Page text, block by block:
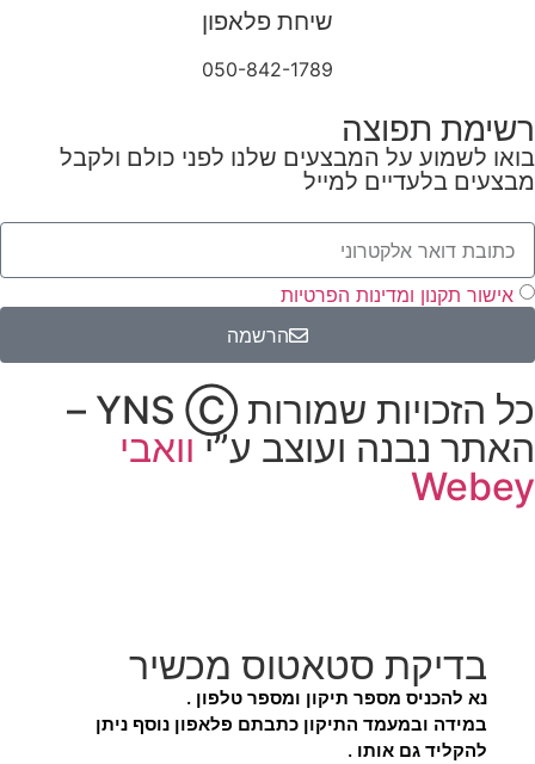
שיחת פלאפון
050-842-1789
רשימת תפוצה
בואו לשמוע על המבצעים שלנו לפני כולם ולקבל
מבצעים בלעדיים למייל
אישור תקנון ומדינות הפרטיות
הרשמה
כל הזכויות שמורות YNS Ⓒ –
האתר נבנה ועוצב ע”יוואבי
Webey
בדיקת סטאטוס מכשיר
נא להכניס מספר תיקון ומספר טלפון .
במידה ובמעמד התיקון כתבתם פלאפון נוסף ניתן
להקליד גם אותו .